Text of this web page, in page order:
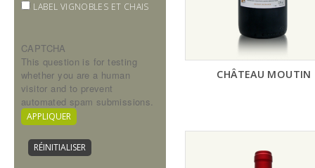
CHÂTEAU MOUTIN
LABEL VIGNOBLES ET CHAIS
CAPTCHA
This question is for testing
whether you are a human
visitor and to prevent
automated spam submissions.